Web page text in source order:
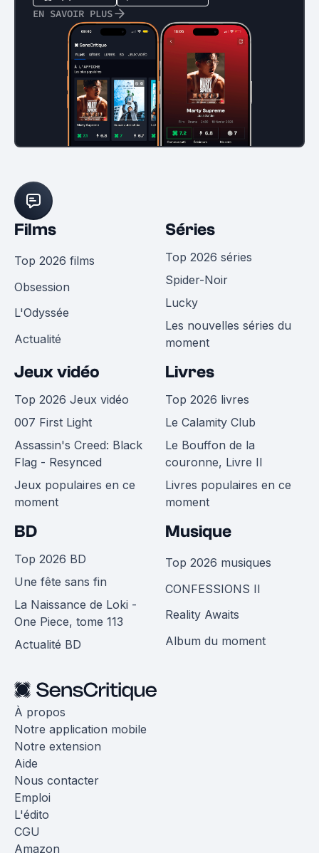
EN SAVOIR PLUS
Films
Top 2026 films
Obsession
L'Odyssée
Actualité
Séries
Top 2026 séries
Spider-Noir
Lucky
Les nouvelles séries du
moment
Jeux vidéo
Top 2026 Jeux vidéo
007 First Light
Assassin's Creed: Black
Flag - Resynced
Jeux populaires en ce
moment
Livres
Top 2026 livres
Le Calamity Club
Le Bouffon de la
couronne, Livre II
Livres populaires en ce
moment
BD
Top 2026 BD
Une fête sans fin
La Naissance de Loki -
One Piece, tome 113
Actualité BD
Musique
Top 2026 musiques
CONFESSIONS II
Reality Awaits
Album du moment
À propos
Notre application mobile
Notre extension
Aide
Nous contacter
Emploi
L'édito
CGU
Amazon